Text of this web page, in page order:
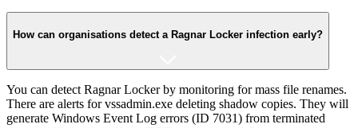
How can organisations detect a Ragnar Locker infection early?
You can detect Ragnar Locker by monitoring for mass file renames.
There are alerts for vssadmin.exe deleting shadow copies. They will
generate Windows Event Log errors (ID 7031) from terminated